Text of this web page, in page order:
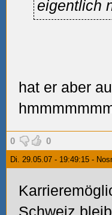
eigentlich
hat er aber
0 0
Di. 29.05.07 - 19:49:15 -
Schweiz